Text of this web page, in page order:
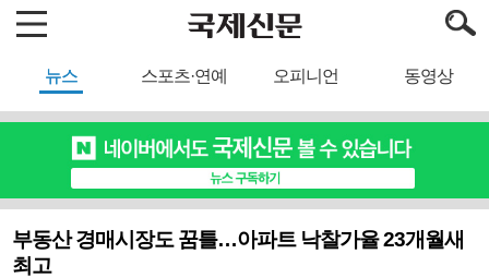
뉴스 스포츠·연예 오피니언 동영상
부동산 경매시장도 꿈틀…아파트 낙찰가율 23개월새
최고